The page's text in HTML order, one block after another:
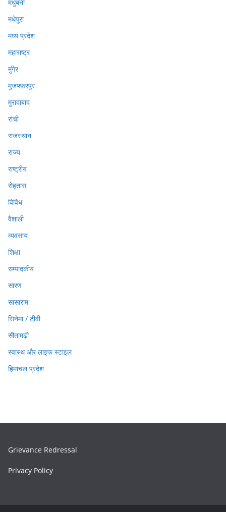
मधुबनी
मधेपुरा
मध्य प्रदेश
महाराष्ट्र
मुंगेर
मुजफ्फ़रपुर
मुरादाबाद
रांची
राजस्थान
राज्य
राष्ट्रीय
रोहतास
विविध
वैशाली
व्यवसाय
शिक्षा
सम्पादकीय
सारण
सासाराम
सिनेमा / टीवी
सीतामढ़ी
स्वास्थ और लाइफ स्टाइल
हिमाचल प्रदेश
Grievance Redressal
Privacy Policy